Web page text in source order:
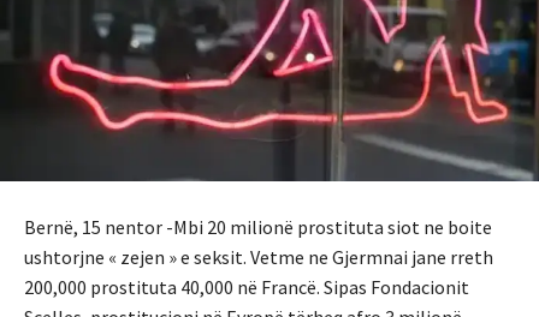
Bernë, 15 nentor -Mbi 20 milionë prostituta siot ne boite
ushtorjne « zejen » e seksit. Vetme ne Gjermnai jane rreth
200,000 prostituta 40,000 në Francë. Sipas Fondacionit